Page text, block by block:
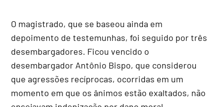
O magistrado, que se baseou ainda em
depoimento de testemunhas, foi seguido por três
desembargadores. Ficou vencido o
desembargador Antônio Bispo, que considerou
que agressões recíprocas, ocorridas em um
momento em que os ânimos estão exaltados, não